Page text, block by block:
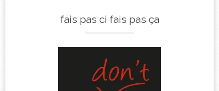
fais pas ci fais pas ça